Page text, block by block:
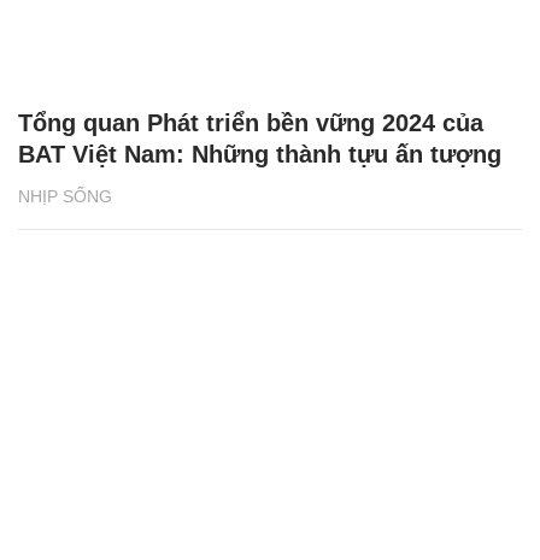
NHỊP SỐNG
Tổng quan Phát triển bền vững 2024 của
BAT Việt Nam: Những thành tựu ấn tượng